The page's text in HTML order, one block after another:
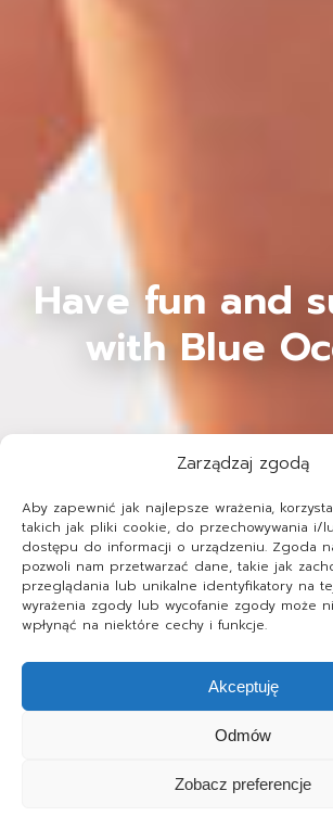
Zarządzaj zgodą
Aby zapewnić jak najlepsze wrażenia,
takich jak pliki cookie, do przechowywania i/
dostępu do informacji o urządzeniu. Zgoda
pozwoli nam przetwarzać dane, takie jak
przeglądania lub unikalne identyfikatory na
wyrażenia zgody lub wycofanie zgody może
wpłynąć na niektóre cechy i funkcje.
Akceptuję
Odmów
Zobacz preferencje
Have fun and
with Blue